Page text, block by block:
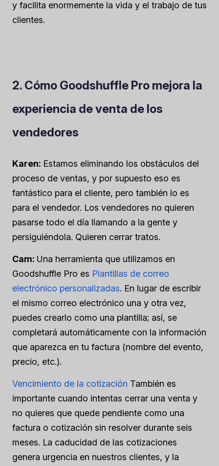
y facilita enormemente la vida y el trabajo de tus
clientes.
2. Cómo Goodshuffle Pro mejora la
experiencia de venta de los
vendedores
Karen: Estamos eliminando los obstáculos del
proceso de ventas, y por supuesto eso es
fantástico para el cliente, pero también lo es
para el vendedor. Los vendedores no quieren
pasarse todo el día llamando a la gente y
persiguiéndola. Quieren cerrar tratos.
Cam: Una herramienta que utilizamos en
Goodshuffle Pro es Plantillas de correo
electrónico personalizadas. En lugar de escribir
el mismo correo electrónico una y otra vez,
puedes crearlo como una plantilla; así, se
completará automáticamente con la información
que aparezca en tu factura (nombre del evento,
precio, etc.).
Vencimiento de la cotización También es
importante cuando intentas cerrar una venta y
no quieres que quede pendiente como una
factura o cotización sin resolver durante seis
meses. La caducidad de las cotizaciones
genera urgencia en nuestros clientes, y la